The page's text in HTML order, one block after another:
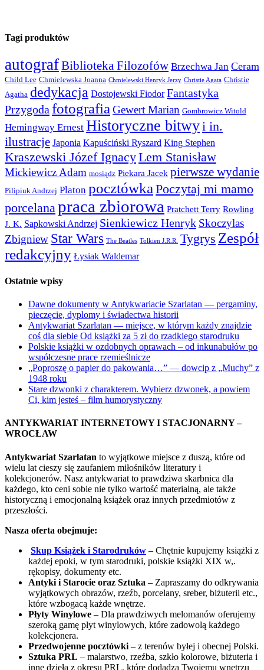
Tagi produktów
autografBiblioteka Filozofów Brzechwa Jan Ceram
Child Lee Chmielewska Joanna Chmielewski Henryk Jerzy Christie Agata Christie
Agatha dedykacja Dostojewski Fiodor Fantastyka
Przygodafotografia Gewert Marian Gombrowicz Witold
Hemingway Ernest Historyczne bitwyi in.
ilustracje Japonia Kapuściński Ryszard King Stephen
Kraszewski Józef IgnacyLem Stanisław
Mickiewicz Adam mosiądz Piekara Jacek pierwsze wydanie
Pilipiuk Andrzej Platon pocztówka Poczytaj mi mamo
porcelanapraca zbiorowa Pratchett Terry Rowling
J. K. Sapkowski Andrzej Sienkiewicz Henryk Skoczylas
Zbigniew Star Wars The Beatles Tolkien J.R.R. Tygrys Zespół
redakcyjny Łysiak Waldemar
Ostatnie wpisy
Dawne dokumenty w Antykwariacie Szarlatan — pergaminy,
pieczęcie, dyplomy i świadectwa historii
Antykwariat Szarlatan — miejsce, w którym każdy znajdzie
coś dla siebie Od książki za 5 zł do rzadkiego starodruku
Polskie książki w ozdobnych oprawach – od inkunabułów po
współczesne prace rzemieślnicze
„Poproszę o papier do pakowania…” — dowcip z „Muchy” z
1948 roku
Stare dzwonki z charakterem. Wybierz dzwonek, a powiem
Ci, kim jesteś – film humorystyczny
ANTYKWARIAT INTERNETOWY I STACJONARNY –
WROCŁAW
Antykwariat Szarlatan to wyjątkowe miejsce z duszą, które od
wielu lat cieszy się zaufaniem miłośników literatury i
kolekcjonerów. Nasz antykwariat to prawdziwa skarbnica dla
każdego, kto ceni sobie nie tylko wartość materialną, ale także
historyczną i emocjonalną książek oraz innych przedmiotów z
przeszłości.
Nasza oferta obejmuje:
Skup Książek i Starodruków – Chętnie kupujemy książki z
każdej epoki, w tym starodruki, polskie książki XIX w,.
rękopisy, dokumenty etc.
Antyki i Starocie oraz Sztuka – Zapraszamy do odkrywania
wyjątkowych obrazów, rzeźb, porcelany, sreber, biżuterii etc.,
które wzbogacą każde wnętrze.
Płyty Winylowe – Dla prawdziwych melomanów oferujemy
szeroką gamę płyt winylowych, które zadowolą każdego
kolekcjonera.
Przedwojenne pocztówki – z terenów byłej i obecnej Polski.
Sztuka PRL – malarstwo, rzeźba, szkło kolorowe, biżuteria i
inne dzieła z okresu PRL, które dodadzą Twojemu wnętrzu